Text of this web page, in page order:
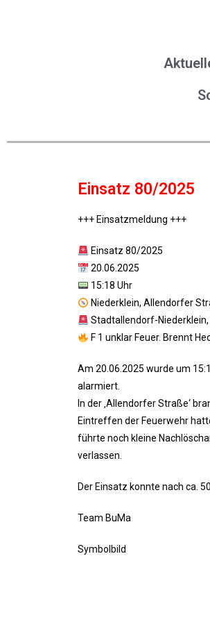
Einsatz 80/2025
+++ Einsatzmeldung +++
Einsatz 80/2025
20.06.2025
15:18 Uhr
Niederklein, Allendorfer
Stadtallendorf-Niederklein,
F 1 unklar Feuer. Brennt
Am 20.06.2025 wurde um
alarmiert.
In der ‚Allendorfer Straße‘
Eintreffen der Feuerwehr
führte noch kleine
verlassen.
Der Einsatz konnte nach ca.
Team BuMa
Symbolbild